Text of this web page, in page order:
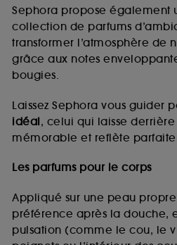
Sephora propose également
collection de parfums
transformer l’atmosphère de
grâce aux notes
bougies.
Laissez Sephora vous guider
idéal, celui qui laisse
mémorable et reflète
Les parfums pour le corps
Appliqué sur une peau
préférence après la douche,
pulsation (comme le cou, le
de vous plaire via des
sites tiers et sur les réseaux
des pages que vous avez
navigation, et de
d’en améliorer la
Cookies de sécurisation
fraudes aux moyens de
usurpations d’identité.
Cookies fonctionnels :il
permettant l’affichage et/
certaines fonctionnalités du